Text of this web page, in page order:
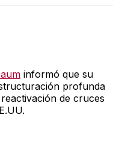
informó que su
profunda
de cruces